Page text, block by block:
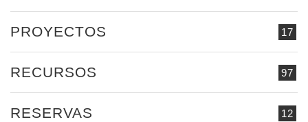
17
PROYECTOS
97
RECURSOS
12
RESERVAS